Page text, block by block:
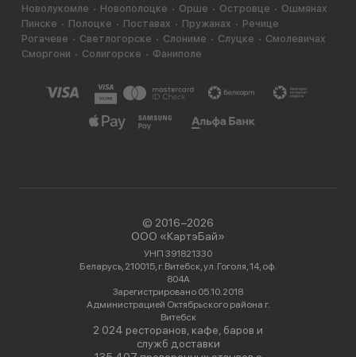
Новолукомле
Новополоцке Орше Островце
Ошмянах
Пинске
Полоцке Поставах Пружанах
Речице
Рогачеве
Светлогорске Слониме Слуцке
Смолевичах
Сморгони
Солигорске Фаниполе
© 2016−2026
ООО «КартэБай»
УНП 391821330
Беларусь, 210015, г. Витебск, ул. Гоголя, 14, оф.
804А
Зарегистрировано 05.10.2018
Администрацией Октябрьского района г.
Витебск
2 024 ресторанов, кафе, баров и
служб доставки